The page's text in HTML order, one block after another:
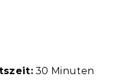
30 Minuten